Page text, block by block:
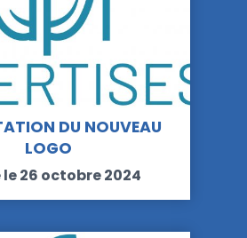
DU NOUVEAU
LOGO
le 26 octobre 2024